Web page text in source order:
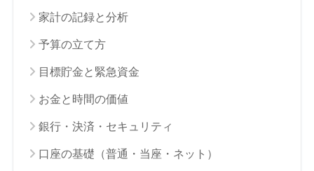
家計の記録と分析
予算の立て方
目標貯金と緊急資金
お金と時間の価値
銀行・決済・セキュリティ
口座の基礎（普通・当座・ネット）